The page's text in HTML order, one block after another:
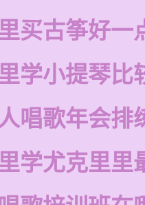
买古筝好一
学小提琴比
唱歌年会排
学尤克里里